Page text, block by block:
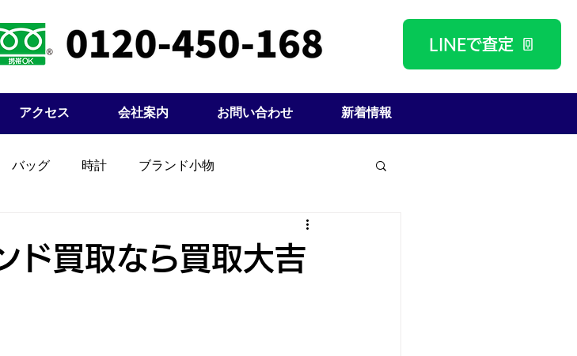
LINEで査定
アクセス 会社案内 お問い合わせ 新着情報
バッグ 時計 ブランド小物
ド買取なら買取大吉